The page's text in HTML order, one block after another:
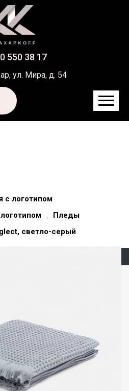
550 38 17
ул. Мира, д. 54
с логотипом
Пледы
светло-серый